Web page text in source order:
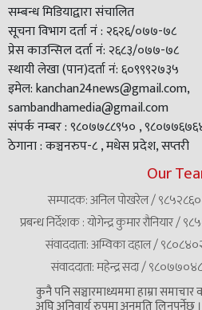
सम्बन्ध मिडियाद्वारा संचालित
सूचना विभाग दर्ता नं : २६२६/०७७-७८
प्रेस काउन्सिल दर्ता नं: २६८३/०७७-७८
स्थायी लेखा (पान)दर्ता नं: ६०९९९२७३५
इमेल: kanchan24news@gmail.com,
sambandhamedia@gmail.com
संपर्क नम्बर : ९८०७७८८९५० ,
ठेगाना : कञ्चनरुप-८ , मधेस प्रदेश, सप्तरी
Our
सम्पादक: अनिल पोखरेल /
प्रबन्ध निर्देशक : योगेन्द्र कुमार रौनियार /
संवाददाता: अम्विका दहाल /
संवाददाता: महेन्द्र सदा /
कुनै पनि सञ्चारमाध्यममा हाम्रा समाचार